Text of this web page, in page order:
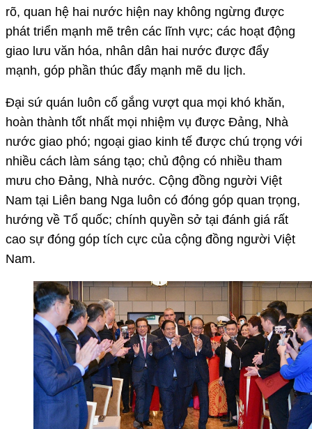
rõ, quan hệ hai nước hiện nay không ngừng được
phát triển mạnh mẽ trên các lĩnh vực; các hoạt động
giao lưu văn hóa, nhân dân hai nước được đẩy
mạnh, góp phần thúc đẩy mạnh mẽ du lịch.
Đại sứ quán luôn cố gắng vượt qua mọi khó khăn,
hoàn thành tốt nhất mọi nhiệm vụ được Đảng, Nhà
nước giao phó; ngoại giao kinh tế được chú trọng với
nhiều cách làm sáng tạo; chủ động có nhiều tham
mưu cho Đảng, Nhà nước. Cộng đồng người Việt
Nam tại Liên bang Nga luôn có đóng góp quan trọng,
hướng về Tổ quốc; chính quyền sở tại đánh giá rất
cao sự đóng góp tích cực của cộng đồng người Việt
Nam.